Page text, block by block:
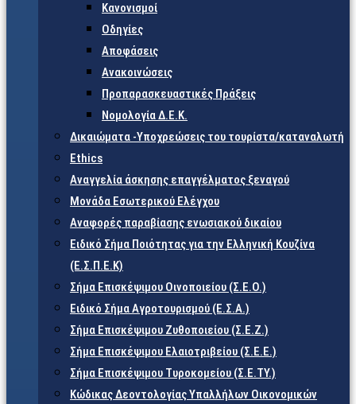
Κανονισμοί
Οδηγίες
Αποφάσεις
Ανακοινώσεις
Προπαρασκευαστικές Πράξεις
Νομολογία Δ.Ε.Κ.
Δικαιώματα -Υποχρεώσεις του τουρίστα/καταναλωτή
Ethics
Αναγγελία άσκησης επαγγέλματος ξεναγού
Μονάδα Εσωτερικού Ελέγχου
Αναφορές παραβίασης ενωσιακού δικαίου
Ειδικό Σήμα Ποιότητας για την Ελληνική Κουζίνα
(Ε.Σ.Π.Ε.Κ)
Σήμα Επισκέψιμου Οινοποιείου (Σ.Ε.Ο.)
Ειδικό Σήμα Αγροτουρισμού (Ε.Σ.Α.)
Σήμα Επισκέψιμου Ζυθοποιείου (Σ.Ε.Ζ.)
Σήμα Επισκέψιμου Ελαιοτριβείου (Σ.Ε.Ε.)
Σήμα Επισκέψιμου Τυροκομείου (Σ.Ε.TY.)
Κώδικας Δεοντολογίας Υπαλλήλων Οικονομικών